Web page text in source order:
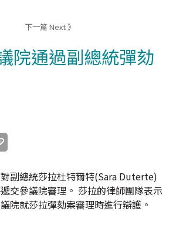
下一篇 Next 》
院通過副總統彈劾
副總統莎拉杜特爾特(Sara Duterte)
交參議院審理。 莎拉的律師團隊表示
院就莎拉彈劾案審理時進行辯護。